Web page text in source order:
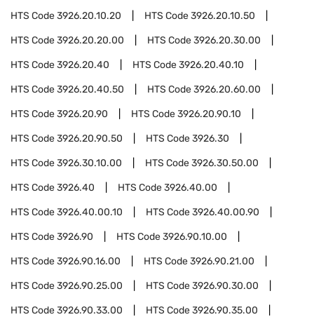
HTS Code3926.20.10.20 HTS Code3926.20.10.50
HTS Code3926.20.20.00 HTS Code3926.20.30.00
HTS Code3926.20.40 HTS Code3926.20.40.10
HTS Code3926.20.40.50 HTS Code3926.20.60.00
HTS Code3926.20.90 HTS Code3926.20.90.10
HTS Code3926.20.90.50 HTS Code3926.30
HTS Code3926.30.10.00 HTS Code3926.30.50.00
HTS Code3926.40 HTS Code3926.40.00
HTS Code3926.40.00.10 HTS Code3926.40.00.90
HTS Code3926.90 HTS Code3926.90.10.00
HTS Code3926.90.16.00 HTS Code3926.90.21.00
HTS Code3926.90.25.00 HTS Code3926.90.30.00
HTS Code3926.90.33.00 HTS Code3926.90.35.00